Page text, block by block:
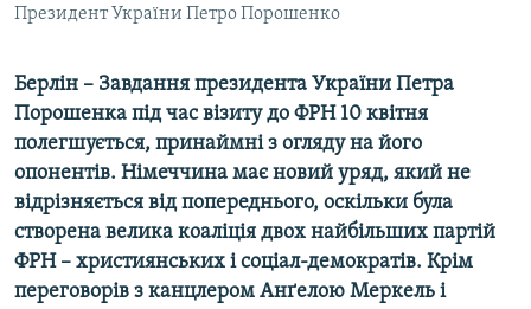
РУС
УКР
КТАТ
ДОЛУЧАЙСЯ!
Президент України Петро Порошенко
Берлін – Завдання президента України Петра
Порошенка під час візиту до ФРН 10 квітня
полегшується, принаймні з огляду на його
опонентів. Німеччина має новий уряд, який не
відрізняється від попереднього, оскільки була
створена велика коаліція двох найбільших партій
ФРН – християнських і соціал-демократів. Крім
переговорів з канцлером Анґелою Меркель і